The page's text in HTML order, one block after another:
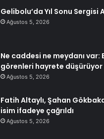
Gelibolu’da Yıl Sonu Sergisi
Ağustos 5, 2026
Ne caddesi ne meydanı var:
görenleri hayrete düşürüyor
Ağustos 5, 2026
Fatih Altaylı, Şahan
isim ifadeye çağrıldı
Ağustos 5, 2026